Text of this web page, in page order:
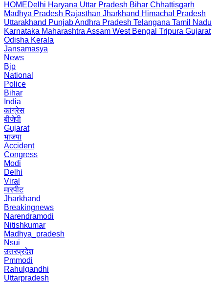
HOMEDelhi Haryana Uttar Pradesh Bihar Chhattisgarh
Madhya Pradesh Rajasthan Jharkhand Himachal Pradesh
Uttarakhand PunjabAndhra Pradesh Telangana Tamil Nadu
Karnataka Maharashtra Assam West Bengal Tripura Gujarat
Odisha Kerala
Jansamasya
News
Bjp
National
Police
Bihar
India
कांग्रेस
बीजेपी
Gujarat
भाजपा
Accident
Congress
Modi
Delhi
Viral
मारपीट
Jharkhand
Breakingnews
Narendramodi
Nitishkumar
Madhya_pradesh
Nsui
उत्तरप्रदेश
Pmmodi
Rahulgandhi
Uttarpradesh